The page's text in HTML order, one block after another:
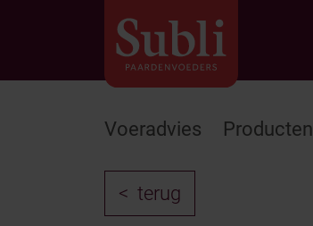
Voeradvies Producten
terug